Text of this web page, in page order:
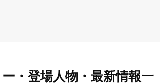
・登場人物・最新情報一